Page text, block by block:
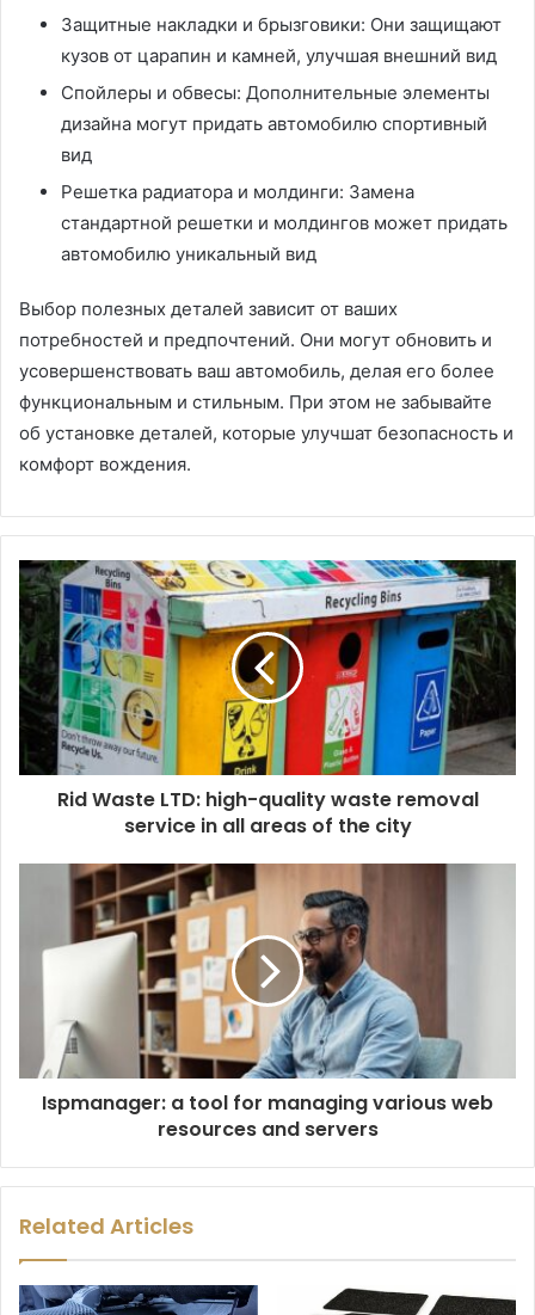
Защитные накладки и брызговики: Они защищают
кузов от царапин и камней, улучшая внешний вид
Спойлеры и обвесы: Дополнительные элементы
дизайна могут придать автомобилю спортивный
вид
Решетка радиатора и молдинги: Замена
стандартной решетки и молдингов может придать
автомобилю уникальный вид
Выбор полезных деталей зависит от ваших
потребностей и предпочтений. Они могут обновить и
усовершенствовать ваш автомобиль, делая его более
функциональным и стильным. При этом не забывайте
об установке деталей, которые улучшат безопасность и
комфорт вождения.
Rid Waste LTD: high-quality waste removal
service in all areas of the city
Ispmanager: a tool for managing various web
resources and servers
Related Articles